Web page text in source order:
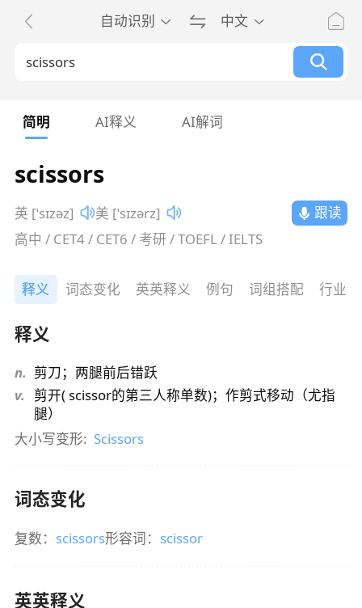
自动识别 中文
简明 AI释义 AI解词
scissors
英 [ˈsɪzəz] 美 [ˈsɪzərz]
跟读
高中 / CET4 / CET6 / 考研 / TOEFL / IELTS
释义 词态变化 英英释义 例句 词组搭配 行业
释义
n. 剪刀；两腿前后错跃
v.
剪开( scissor的第三人称单数)；作剪式移动（尤指
腿）
大小写变形: Scissors
词态变化
复数： scissors形容词： scissor
英英释义